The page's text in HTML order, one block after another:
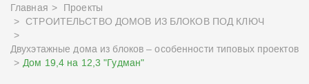
Главная
Проекты
СТРОИТЕЛЬСТВО ДОМОВ ИЗ БЛОКОВ ПОД КЛЮЧ
Двухэтажные дома из блоков – особенности типовых проектов
Дом 19,4 на 12,3 "Гудман"